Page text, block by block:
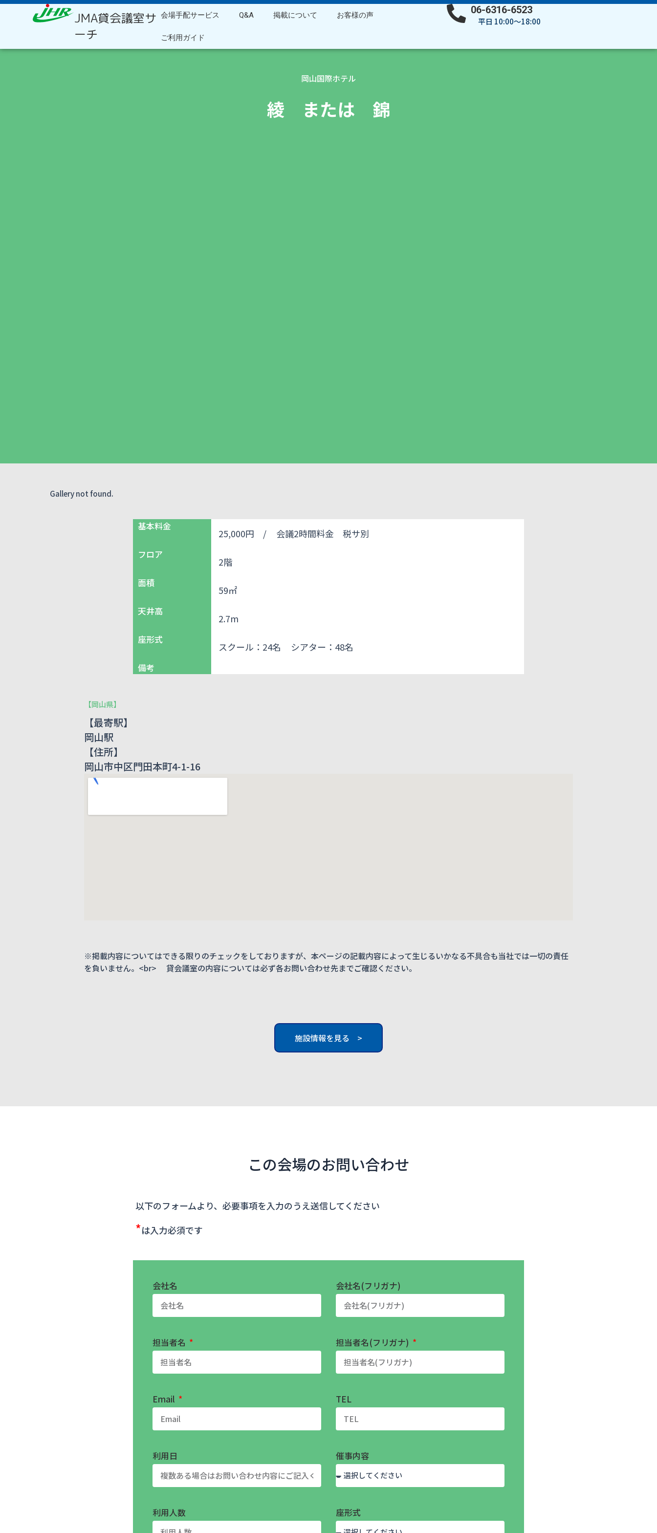
内
キ
JMA貸会議室サ
ーチ
会場手配サービス Q&A 掲載について お客様の声
ご利用ガイド
06-6316-6523
平日 10:00～18:00
岡山国際ホテル
綾 または 錦
Gallery not found.
基本料金
25,000円 / 会議2時間料金 税サ別
フロア
2階
面積
59㎡
天井高
2.7m
座形式
スクール：24名 シアター：48名
備考
【岡山県】
【最寄駅】
岡山駅
【住所】
岡山市中区門田本町4-1-16
※掲載内容についてはできる限りのチェックをしておりますが、本ページの記載内容によって生じるいかなる不具合も当社では一切の責任
を負いません。<br> 貸会議室の内容については必ず各お問い合わせ先までご確認ください。
施設情報を見る >
この会場のお問い合わせ
以下のフォームより、必要事項を入力のうえ送信してください
*は入力必須です
会社名 会社名(フリガナ)
担当者名 担当者名(フリガナ)
Email TEL
利用日 催事内容
利用人数 座形式